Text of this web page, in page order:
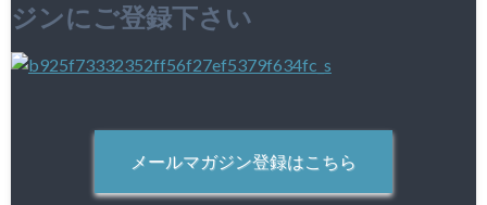
ジンにご登録下さい
メールマガジン登録はこちら